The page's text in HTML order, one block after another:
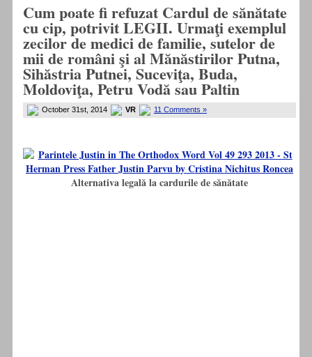
Cum poate fi refuzat Cardul de sănătate
cu cip, potrivit LEGII. Urmaţi exemplul
zecilor de medici de familie, sutelor de
mii de români şi al Mănăstirilor Putna,
Sihăstria Putnei, Suceviţa, Buda,
Moldoviţa, Petru Vodă sau Paltin
October 31st, 2014 VR 11 Comments »
Alternativa legală la cardurile de sănătate